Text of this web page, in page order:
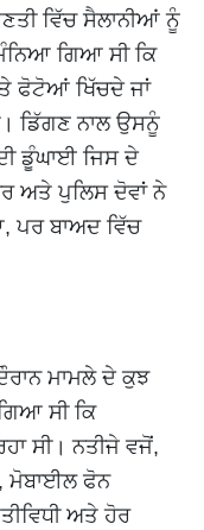
ਵਿੱਚ ਸੈਲਾਨੀਆਂ ਨੂੰ
ਗਿਆ ਸੀ ਕਿ
ਫੋਟੋਆਂ ਖਿੱਚਦੇ ਜਾਂ
ਡਿੱਗਣ ਨਾਲ ਉਸਨੂੰ
ਡੂੰਘਾਈ ਜਿਸ ਦੇ
ਅਤੇ ਪੁਲਿਸ ਦੋਵਾਂ ਨੇ
ਪਰ ਬਾਅਦ ਵਿੱਚ
ਮਾਮਲੇ ਦੇ ਕੁਝ
ਸੀ ਕਿ
ਸੀ। ਨਤੀਜੇ ਵਜੋਂ,
ਮੋਬਾਈਲ ਫੋਨ
ਅਤੇ ਹੋਰ